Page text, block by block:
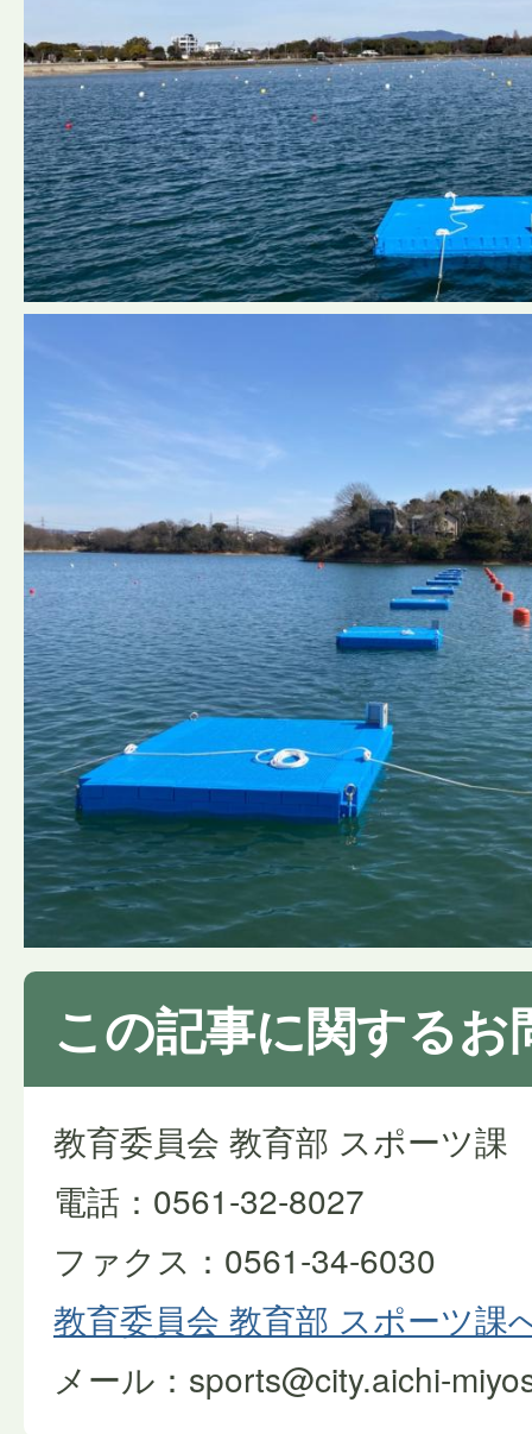
この記事に関するお
教育委員会 教育部 スポーツ課
電話：0561-32-8027
ファクス：0561-34-6030
教育委員会 教育部 スポーツ課
メール：sports@city.aichi-